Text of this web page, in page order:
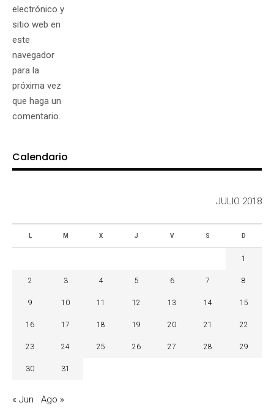
electrónico y
sitio web en
este
navegador
para la
próxima vez
que haga un
comentario.
Calendario
JULIO 2018
L M X J V S D
1
2 3 4 5 6 7 8
9 10 11 12 13 14 15
16 17 18 19 20 21 22
23 24 25 26 27 28 29
30 31
« Jun Ago »